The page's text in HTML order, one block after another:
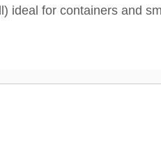
ideal for containers and